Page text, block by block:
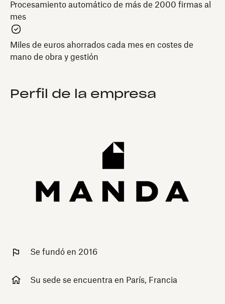
Procesamiento automático de más de 2000 firmas al
mes
Miles de euros ahorrados cada mes en costes de
mano de obra y gestión
Perfil de la empresa
Se fundó en 2016
Su sede se encuentra en París, Francia